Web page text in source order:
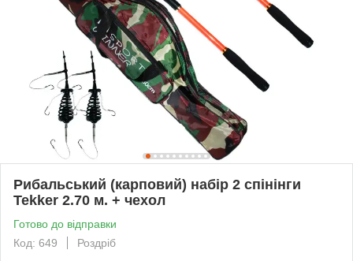
Рибальський (карповий) набір 2 спінінги
Tekker 2.70 м. + чехол
Готово до відправки
Код: 649
Роздріб